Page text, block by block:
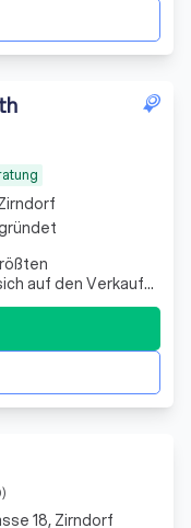
auf den Verkauf
Immobilien in
spezialisiert. Mit
und mehr als 400
18, Zirndorf